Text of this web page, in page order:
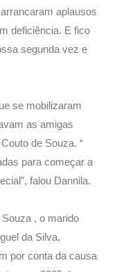
aplausos
deficiência. E fico
segunda vez e
se mobilizaram
as amigas
de Souza. “
para começar a
falou Dannila.
, o marido
da Silva,
por conta da causa